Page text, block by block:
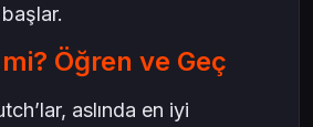
Öğren ve Geç
aslında en iyi